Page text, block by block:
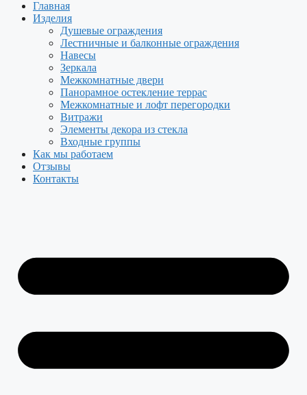
Главная
Изделия
Душевые ограждения
Лестничные и балконные ограждения
Навесы
Зеркала
Межкомнатные двери
Панорамное остекление террас
Межкомнатные и лофт перегородки
Витражи
Элементы декора из стекла
Входные группы
Как мы работаем
Отзывы
Контакты